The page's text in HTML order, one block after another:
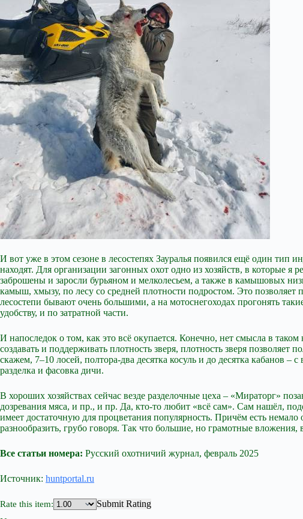
И вот уже в этом сезоне в лесостепях Зауралья появился ещё один тип
находят. Для организации загонных охот одно из хозяйств, в которые
заброшены и заросли бурьяном и мелколесьем, а также в камышовых
камыш, хмызу, по лесу со средней плотности подростом. Это
лесостепи бывают очень большими, а на мотоснегоходах прогонять
удобству, и по затратной части.
И напоследок о том, как это всё окупается. Конечно, нет смысла в таком
создавать и поддерживать плотность зверя, плотность зверя
скажем, 7–10 лосей, полтора-два десятка косуль и до десятка кабанов
разделка и фасовка дичи.
В хороших хозяйствах сейчас везде разделочные цеха – «Мираторг»
дозревания мяса, и пр., и пр. Да, кто-то любит «всё сам». Сам нашёл,
имеет достаточную для процветания популярность. Причём есть
разнообразить, грубо говоря. Так что большие, но грамотные
Все статьи номера: Русский охотничий журнал, февраль 2025
Источник: huntportal.ru
Rate this item:
Submit Rating